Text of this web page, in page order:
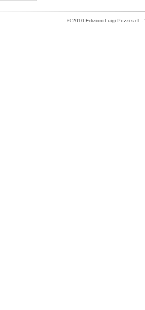
© 2010 Edizioni Luigi Pozzi s.r.l.